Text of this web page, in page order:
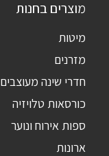
מוצרים בחנות
מיטות
מזרנים
חדרי שינה מעוצבים
כורסאות טלויזיה
ספות אירוח ונוער
ארונות